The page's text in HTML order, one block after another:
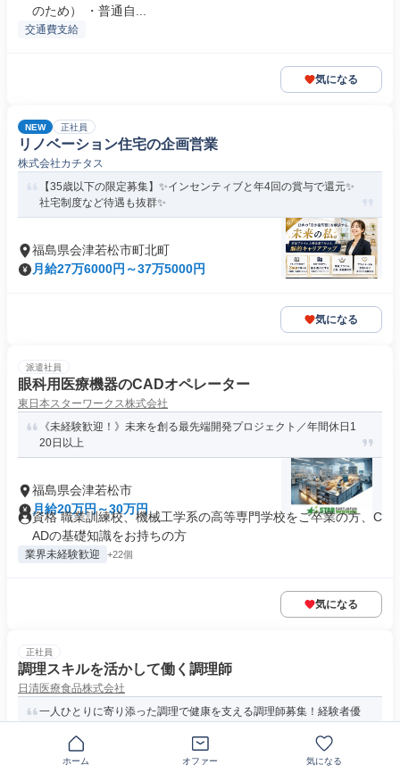
のため） ・普通自...
交通費支給
気になる
NEW 正社員
リノベーション住宅の企画営業
株式会社カチタス
【35歳以下の限定募集】✨インセンティブと年4回の賞与で還元✨
社宅制度など待遇も抜群✨
福島県会津若松市町北町
月給27万6000円～37万5000円
気になる
派遣社員
眼科用医療機器のCADオペレーター
東日本スターワークス株式会社
《未経験歓迎！》未来を創る最先端開発プロジェクト／年間休日1
20日以上
福島県会津若松市
月給20万円～30万円
資格 職業訓練校、機械工学系の高等専門学校をご卒業の方、C
ADの基礎知識をお持ちの方
業界未経験歓迎 +22個
気になる
正社員
調理スキルを活かして働く調理師
日清医療食品株式会社
一人ひとりに寄り添った調理で健康を支える調理師募集！経験者優
ホーム オファー 気になる